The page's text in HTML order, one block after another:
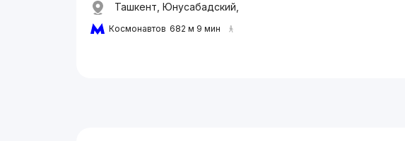
Ташкент, Юнусабадский,
Космонавтов 682 м 9 мин